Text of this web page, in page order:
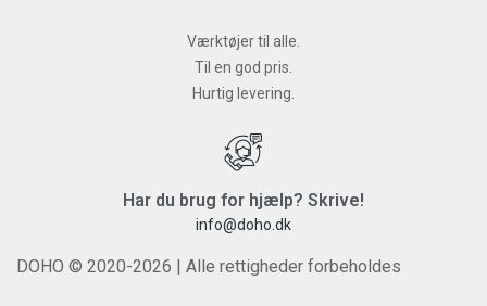
Værktøjer til alle.
Til en god pris.
Hurtig levering.
Har du brug for hjælp? Skrive!
info@doho.dk
DOHO © 2020-2026 | Alle rettigheder forbeholdes